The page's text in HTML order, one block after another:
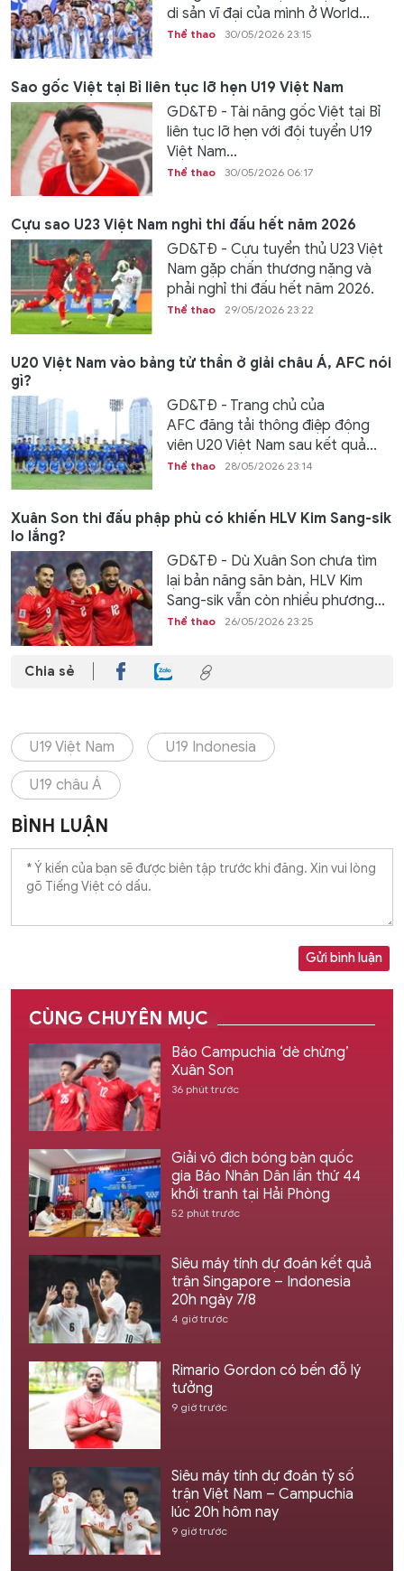
di sản vĩ đại của mình ở World...
Thể thao 30/05/2026 23:15
Sao gốc Việt tại Bỉ liên tục lỡ hẹn U19 Việt Nam
GD&TĐ - Tài năng gốc Việt tại Bỉ
liên tục lỡ hẹn với đội tuyển U19
Việt Nam...
Thể thao 30/05/2026 06:17
Cựu sao U23 Việt Nam nghỉ thi đấu hết năm 2026
GD&TĐ - Cựu tuyển thủ U23 Việt
Nam gặp chấn thương nặng và
phải nghỉ thi đấu hết năm 2026.
Thể thao 29/05/2026 23:22
U20 Việt Nam vào bảng tử thần ở giải châu Á, AFC nói
gì?
GD&TĐ - Trang chủ của
AFC đăng tải thông điệp động
viên U20 Việt Nam sau kết quả...
Thể thao 28/05/2026 23:14
Xuân Son thi đấu phập phù có khiến HLV Kim Sang-sik
lo lắng?
GD&TĐ - Dù Xuân Son chưa tìm
lại bản năng săn bàn, HLV Kim
Sang-sik vẫn còn nhiều phương...
Thể thao 26/05/2026 23:25
Chia sẻ
U19 Việt Nam U19 Indonesia
U19 châu Á
BÌNH LUẬN
Gửi bình luận
CÙNG CHUYÊN MỤC
Báo Campuchia ‘dè chừng’
Xuân Son
36 phút trước
Giải vô địch bóng bàn quốc
gia Báo Nhân Dân lần thứ 44
khởi tranh tại Hải Phòng
52 phút trước
Siêu máy tính dự đoán kết quả
trận Singapore – Indonesia
20h ngày 7/8
4 giờ trước
Rimario Gordon có bến đỗ lý
tưởng
9 giờ trước
Siêu máy tính dự đoán tỷ số
trận Việt Nam – Campuchia
lúc 20h hôm nay
9 giờ trước